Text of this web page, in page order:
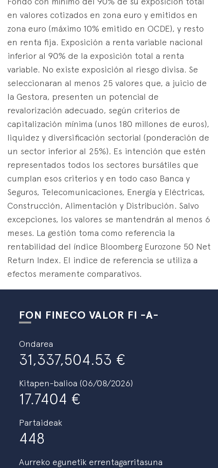
es eus en
en valores cotizados en zona euro y emitidos en
zona euro (máximo 10% emitido en OCDE), y resto
en renta fija. Exposición a renta variable nacional
inferior al 90% de la exposición total a renta
variable. No existe exposición al riesgo divisa. Se
seleccionaran al menos 25 valores que, a juicio de
la Gestora, presenten un potencial de
revalorización adecuado, según criterios de
capitalización mínima (unos 180 millones de euros),
liquidez y diversificación sectorial (ponderación de
un sector inferior al 25%). Es intención que estén
representados todos los sectores bursátiles que
cumplan esos criterios y en todo caso Banca y
Seguros, Telecomunicaciones, Energía y Eléctricas,
Construcción, Alimentación y Distribución. Salvo
excepciones, los valores se mantendrán al menos 6
meses. La gestión toma como referencia la
rentabilidad del índice Bloomberg Eurozone 50 Net
Return Index. El indice de referencia se utiliza a
efectos meramente comparativos.
FON FINECO VALOR FI -A-
Ondarea
31,337,504.53
Kitapen-balioa (06/08/2026)
17.7404
Partaideak
448
Aurreko egunetik errentagarritasuna